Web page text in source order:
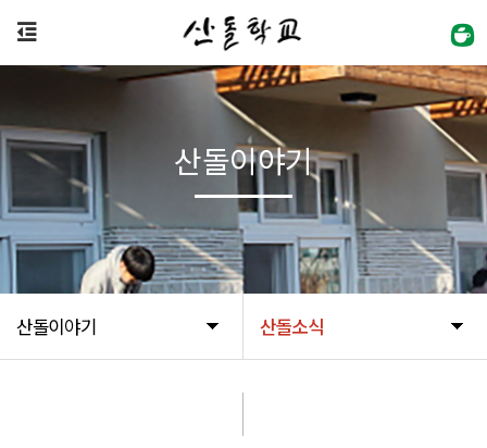
산돌이야기 산돌소식
산돌이야기